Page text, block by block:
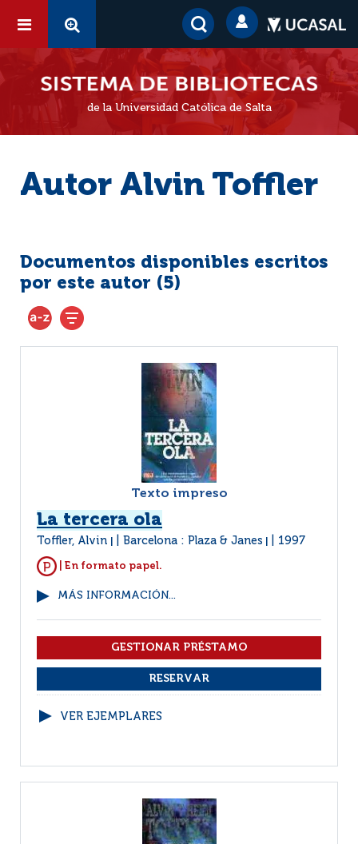
de la Universidad Católica de Salta
Autor Alvin Toffler
Documentos disponibles escritos
por este autor (5)
Texto impreso
La tercera ola
Toffler, Alvin Barcelona : Plaza & Janes 1997
| En formato papel.
MÁS INFORMACIÓN...
VER EJEMPLARES